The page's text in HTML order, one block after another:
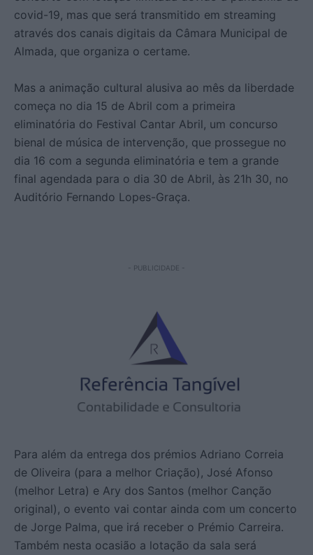
covid-19, mas que será transmitido em streaming
através dos canais digitais da Câmara Municipal de
Almada, que organiza o certame.
Mas a animação cultural alusiva ao mês da liberdade
começa no dia 15 de Abril com a primeira
eliminatória do Festival Cantar Abril, um concurso
bienal de música de intervenção, que prossegue no
dia 16 com a segunda eliminatória e tem a grande
final agendada para o dia 30 de Abril, às 21h 30, no
Auditório Fernando Lopes-Graça.
- PUBLICIDADE -
Para além da entrega dos prémios Adriano Correia
de Oliveira (para a melhor Criação), José Afonso
(melhor Letra) e Ary dos Santos (melhor Canção
original), o evento vai contar ainda com um concerto
de Jorge Palma, que irá receber o Prémio Carreira.
Também nesta ocasião a lotação da sala será